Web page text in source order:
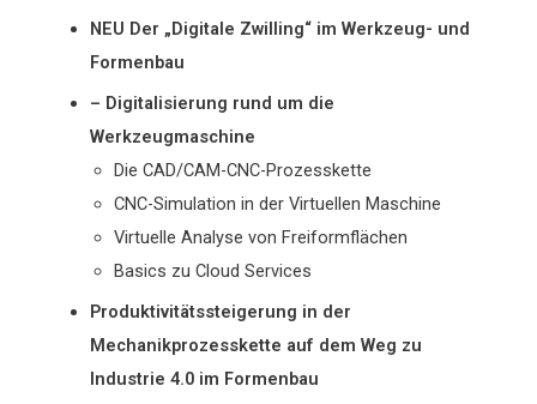
NEU Der „Digitale Zwilling“ im Werkzeug- und
Formenbau
– Digitalisierung rund um die
Werkzeugmaschine
Die CAD/CAM-CNC-Prozesskette
CNC-Simulation in der Virtuellen Maschine
Virtuelle Analyse von Freiformflächen
Basics zu Cloud Services
Produktivitätssteigerung in der
Mechanikprozesskette auf dem Weg zu
Industrie 4.0 im Formenbau